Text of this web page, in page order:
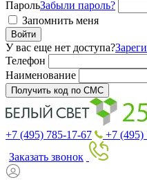
ПарольЗабыли пароль?
Запомнить меня
Войти
У вас еще нет доступа?
Телефон
Наименование
Получить код по СМС
+7 (495) 785-17-67
+7 (495)
Заказать звонок